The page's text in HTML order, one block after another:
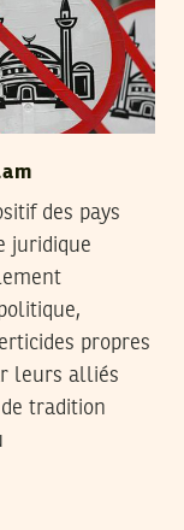
des pays
juridique
propres
leurs alliés
tradition